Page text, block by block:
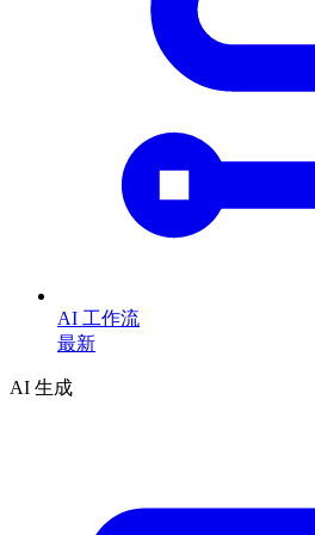
AI 工作流
最新
AI 生成